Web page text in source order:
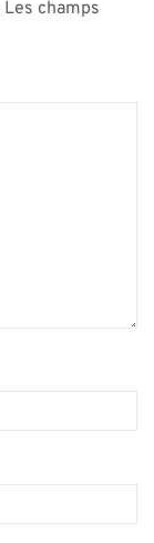
Les champs